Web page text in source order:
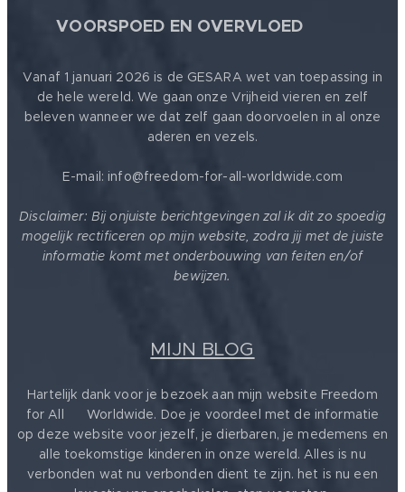
VOORSPOED EN OVERVLOED
Vanaf 1 januari 2026 is de GESARA wet van toepassing in
de hele wereld. We gaan onze Vrijheid vieren en zelf
beleven wanneer we dat zelf gaan doorvoelen in al onze
aderen en vezels.
E-mail: info@freedom-for-all-worldwide.com
Disclaimer: Bij onjuiste berichtgevingen zal ik dit zo spoedig
mogelijk rectificeren op mijn website, zodra jij met de juiste
informatie komt met onderbouwing van feiten en/of
bewijzen.
MIJN BLOG
Hartelijk dank voor je bezoek aan mijn website Freedom
for All ❤️ Worldwide. Doe je voordeel met de informatie
op deze website voor jezelf, je dierbaren, je medemens en
alle toekomstige kinderen in onze wereld. Alles is nu
verbonden wat nu verbonden dient te zijn. het is nu een